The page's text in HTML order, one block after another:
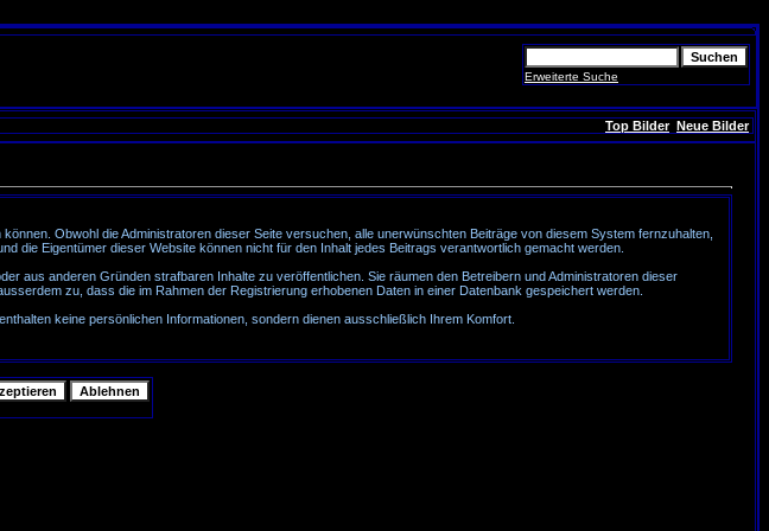
Erweiterte Suche
Top Bilder Neue Bilder
Obwohl die Administratoren dieser Seite versuchen, alle unerwünschten Beiträge von diesem System fernzuhalten,
die Eigentümer dieser Website können nicht für den Inhalt jedes Beitrags verantwortlich gemacht werden.
aus anderen Gründen strafbaren Inhalte zu veröffentlichen. Sie räumen den Betreibern und Administratoren dieser
zu, dass die im Rahmen der Registrierung erhobenen Daten in einer Datenbank gespeichert werden.
keine persönlichen Informationen, sondern dienen ausschließlich Ihrem Komfort.